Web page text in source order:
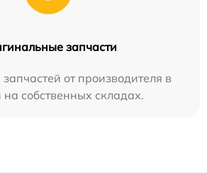
запчасти
от производителя в
собственных складах.